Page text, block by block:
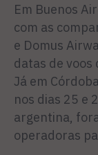
Em Buenos
com as
e Domus
datas de voos
Já em
nos dias 25 e
argentina,
operadoras